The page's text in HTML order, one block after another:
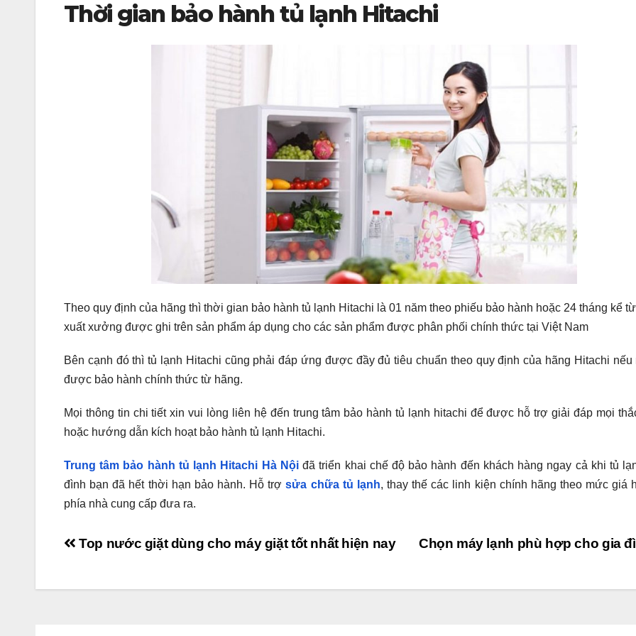
Thời gian bảo hành tủ lạnh Hitachi
Theo quy định của hãng thì thời gian bảo hành tủ lạnh Hitachi là 01 năm theo phiếu bảo hành hoặc 24 tháng kể
xuất xưởng được ghi trên sản phẩm áp dụng cho các sản phẩm được phân phối chính thức tại Việt Nam
Bên cạnh đó thì tủ lạnh Hitachi cũng phải đáp ứng được đầy đủ tiêu chuẩn theo quy định của hãng Hitachi nếu
được bảo hành chính thức từ hãng.
Mọi thông tin chi tiết xin vui lòng liên hệ đến trung tâm bảo hành tủ lạnh hitachi để được hỗ trợ giải đáp mọi
hoặc hướng dẫn kích hoạt bảo hành tủ lạnh Hitachi.
Trung tâm bảo hành tủ lạnh Hitachi Hà Nộiđã triển khai chế độ bảo hành đến khách hàng ngay cả khi tủ
đình bạn đã hết thời hạn bảo hành. Hỗ trợsửa chữa tủ lạnh, thay thế các linh kiện chính hãng theo mức giá
phía nhà cung cấp đưa ra.
Điều
Chọn máy lạnh phù hợp cho gia
Top nước giặt dùng cho máy giặt tốt nhất hiện nay